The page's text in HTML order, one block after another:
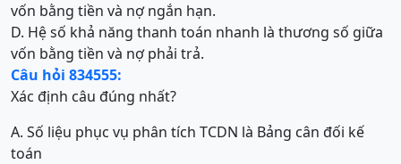
vốn bằng tiền và nợ ngắn hạn.
D. Hệ số khả năng thanh toán nhanh là thương số giữa
vốn bằng tiền và nợ phải trả.
Câu hỏi 834555:
Xác định câu đúng nhất?
A. Số liệu phục vụ phân tích TCDN là Bảng cân đối kế
toán